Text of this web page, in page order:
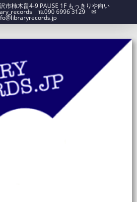
市柿木畠4-9 PAUSE 1F もっきりや向い
℡090 6996 3129 ✉︎